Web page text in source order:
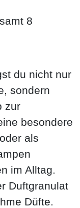
8
du nicht nur
sondern
zur
besondere
als
im Alltag.
Duftgranulat
Düfte.